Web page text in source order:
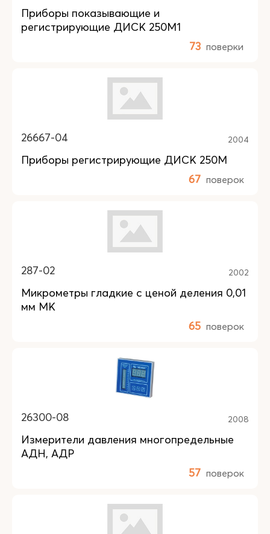
Приборы показывающие и
регистрирующие ДИСК 250М1
73 поверки
26667-04 2004
Приборы регистрирующие ДИСК 250М
67 поверок
287-02 2002
Микрометры гладкие с ценой деления 0,01
мм МК
65 поверок
26300-08 2008
Измерители давления многопредельные
АДН, АДР
57 поверок